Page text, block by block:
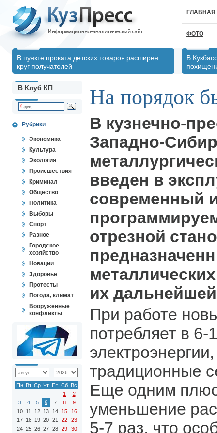
ГЛАВНАЯ
ФОТО
В пункте проката детских товаров расширен
круг получателей
В
В Клуб КП
Рубрики
Экономика
Культура
Экология
Происшествия
Криминал
Общество
Политика
Выборы
Спорт
Разное
Городское
хозяйство
Новации
Здоровье
Протесты
Погода, климат
Вооружённые
конфликты
Пн Вт Ср Чт Пт Сб Вс
1
2
3
4 5 6 7 8
9
10 11 12 13 14 15
16
17 18 19 20 21 22
23
24 25 26 27 28 29
30
На порядок
В кузнечно-
Западно-
введен в
современный
отрезной
их
При работе
потребляет в
традиционные
Еще одним
уменьшение
5-7 раз, что